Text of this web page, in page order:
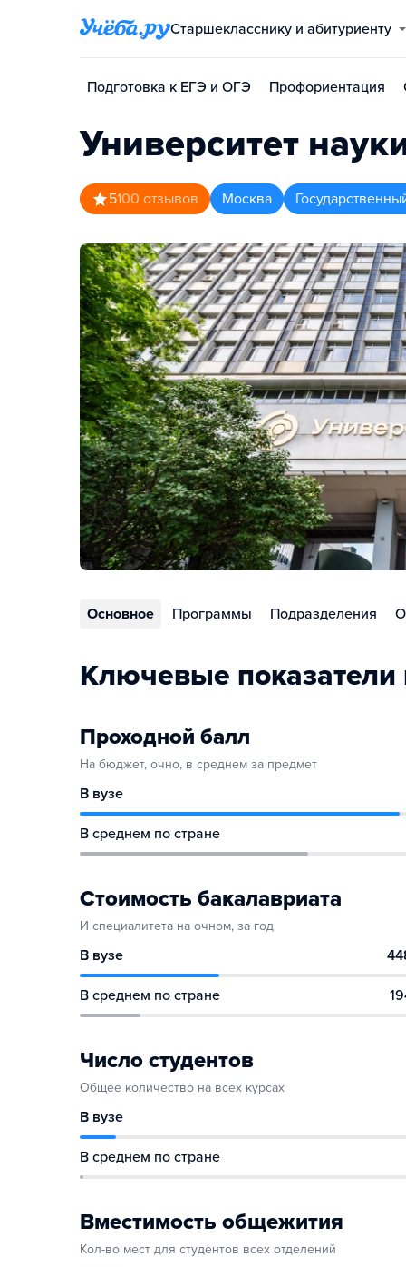
Старшекласснику и абитуриенту
Подготовка к ЕГЭ и ОГЭ Профориентация
Университет
5100 отзывов Москва
Основное Программы Подразделения
Ключевые показатели
Проходной балл
На бюджет, очно, в среднем за предмет
В вузе
В среднем по стране
Стоимость бакалавриата
И специалитета на очном, за год
В вузе
В среднем по стране
Число студентов
Общее количество на всех курсах
В вузе
В среднем по стране
Вместимость общежития
Кол-во мест для студентов всех отделений